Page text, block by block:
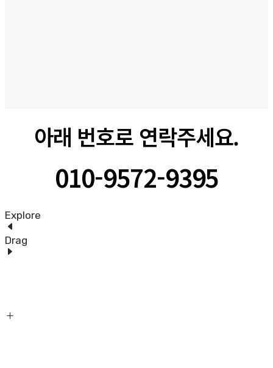
아래 번호로 연락주세요.
010-9572-9395
Explore
Drag